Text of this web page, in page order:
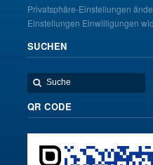
Privatsphäre-Einstellungen
Einstellungen Einwilligungen
SUCHEN
QR CODE